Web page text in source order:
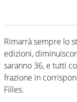
Rimarrà sempre lo
edizioni,
saranno 36, e tutti
frazione in
Filles.